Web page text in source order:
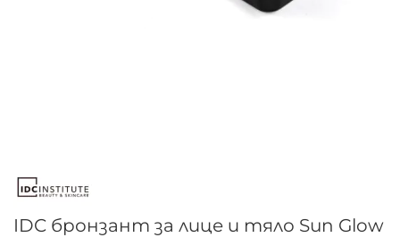
на
със
IDC бронзант за лице и тяло Sun Glow